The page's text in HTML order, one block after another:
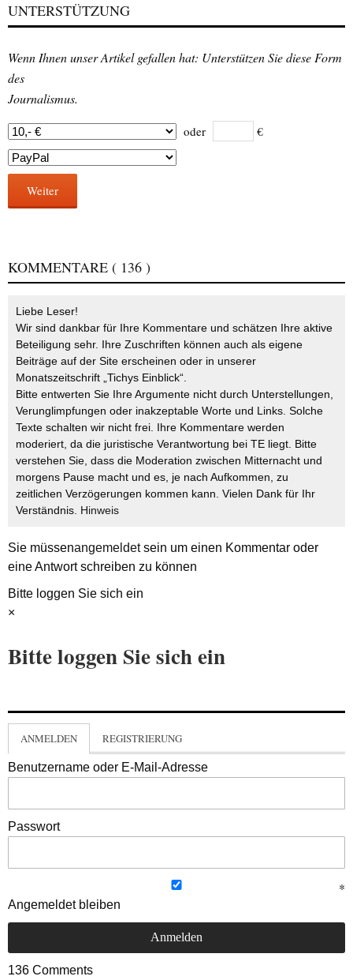
UNTERSTÜTZUNG
Wenn Ihnen unser Artikel gefallen hat: Unterstützen Sie diese Form
des
Journalismus.
oder €
Weiter
KOMMENTARE ( 136 )
Liebe Leser!
Wir sind dankbar für Ihre Kommentare und schätzen Ihre aktive
Beteiligung sehr. Ihre Zuschriften können auch als eigene
Beiträge auf der Site erscheinen oder in unserer
Monatszeitschrift „Tichys Einblick“.
Bitte entwerten Sie Ihre Argumente nicht durch Unterstellungen,
Verunglimpfungen oder inakzeptable Worte und Links. Solche
Texte schalten wir nicht frei. Ihre Kommentare werden
moderiert, da die juristische Verantwortung bei TE liegt. Bitte
verstehen Sie, dass die Moderation zwischen Mitternacht und
morgens Pause macht und es, je nach Aufkommen, zu
zeitlichen Verzögerungen kommen kann. Vielen Dank für Ihr
Verständnis. Hinweis
Sie müssenangemeldetsein um einen Kommentar oder
eine Antwort schreiben zu können
Bitte loggen Sie sich ein
×
Bitte loggen Sie sich ein
ANMELDEN REGISTRIERUNG
Benutzername oder E-Mail-Adresse
Passwort
Angemeldet bleiben
136 Comments